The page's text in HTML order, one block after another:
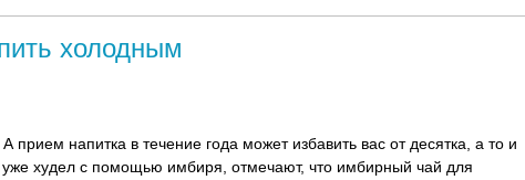
холодным
прием напитка в течение года может избавить вас от десятка, а то и
худел с помощью имбиря, отмечают, что имбирный чай для